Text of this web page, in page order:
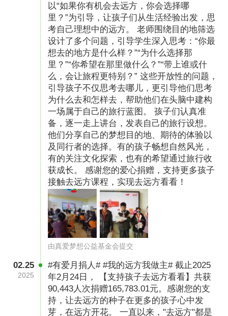
以“如果你有机会去远方，你会选择哪
里？”为引导，让孩子们从生活经验出发，思
考自己理想中的远方。 老师围绕目的地筛选
设计了多个问题，引导学生深入思考：“你最
想去的地方是什么样？”“为什么选择那
里？”“你希望在那里做什么？”“带上谁或什
么，会让旅程更特别？” 这些开放性的问题，
引导孩子不仅思考去哪儿，更引导他们思考
为什么去和怎样去，帮助他们在头脑中建构
一场属于自己的旅行蓝图。 孩子们认真准
备，逐一走上讲台，发表自己的旅行设想。
他们分享自己的梦想目的地、期待的体验以
及同行者的选择。有的孩子畅想自然风光，
有的关注文化探索，也有的希望通过旅行收
获成长。 感谢您的爱心捐赠，支持更多孩子
接触去远方课程，实现去远方看看！
由真爱梦想公益基金会提交
02.25
2025
#有爱月捐人# #我的远方我做主# 截止2025
年2月24日， 【支持孩子去远方看看】共获
90,443人次捐赠165,783.01元。感谢您的支
持，让去远方的种子在更多的孩子心中发
芽，在远方开花。 一直以来，"去远方"都是